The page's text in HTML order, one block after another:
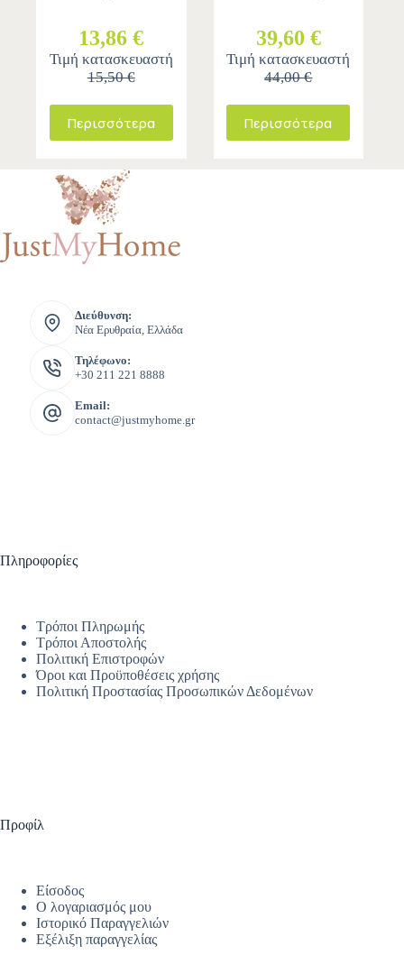
13,86 €
Τιμή κατασκευαστή
15,50 €
Περισσότερα
39,60 €
Τιμή κατασκευαστή
44,00 €
Περισσότερα
Διεύθυνση:
Νέα Ερυθραία, Ελλάδα
Τηλέφωνο:
+30 211 221 8888
Email:
contact@justmyhome.gr
Πληροφορίες
Τρόποι Πληρωμής
Τρόποι Αποστολής
Πολιτική Επιστροφών
Όροι και Προϋποθέσεις χρήσης
Πολιτική Προστασίας Προσωπικών Δεδομένων
Προφίλ
Είσοδος
Ο λογαριασμός μου
Ιστορικό Παραγγελιών
Εξέλιξη παραγγελίας